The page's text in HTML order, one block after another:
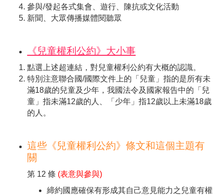
參與/發起各式集會、遊行、陳抗或文化活動
新聞、大眾傳播媒體閱聽眾
《兒童權利公約》大小事
點選上述超連結，對兒童權利公約有大概的認識。
特別注意聯合國/國際文件上的「兒童」指的是所有未
滿18歲的兒童及少年，我國法令及國家報告中的「兒
童」指未滿12歲的人、「少年」指12歲以上未滿18歲
的人。
這些《兒童權利公約》條文和這個主題有
關
第 12 條 (表意與參與)
締約國應確保有形成其自己意見能力之兒童有權